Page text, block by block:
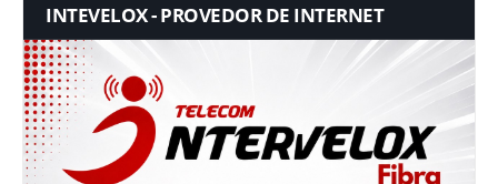
INTEVELOX - PROVEDOR DE INTERNET